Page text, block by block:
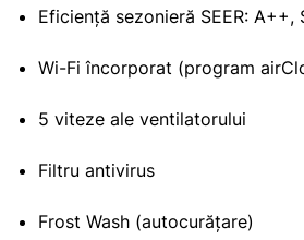
Eficiență sezonieră SEER: A++,
Wi-Fi încorporat (program
5 viteze ale ventilatorului
Filtru antivirus
Frost Wash (autocurățare)